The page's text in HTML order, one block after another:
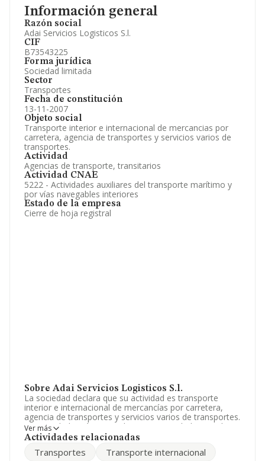
Información general
Razón social
Adai Servicios Logisticos S.l.
CIF
B73543225
Forma jurídica
Sociedad limitada
Sector
Transportes
Fecha de constitución
13-11-2007
Objeto social
Transporte interior e internacional de mercancias por
carretera, agencia de transportes y servicios varios de
transportes.
Actividad
Agencias de transporte, transitarios
Actividad CNAE
5222 - Actividades auxiliares del transporte marítimo y
por vías navegables interiores
Estado de la empresa
Cierre de hoja registral
Sobre Adai Servicios Logisticos S.l.
La sociedad declara que su actividad es transporte
interior e internacional de mercancías por carretera,
agencia de transportes y servicios varios de transportes.
La sociedad está registrada como Sociedad Limitada.
Tiene CNAE: 5222 - 'Actividades anexas al transporte
no tiene actividad en mercados exteriores.
Ver más
Actividades relacionadas
Transportes
Transporte internacional
Información oficial y registral complementaria.